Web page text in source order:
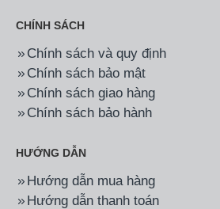
CHÍNH SÁCH
Chính sách và quy định
Chính sách bảo mật
Chính sách giao hàng
Chính sách bảo hành
HƯỚNG DẪN
Hướng dẫn mua hàng
Hướng dẫn thanh toán